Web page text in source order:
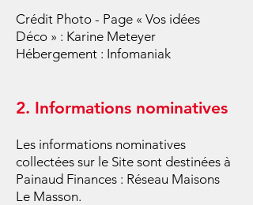
Crédit Photo - Page « Vos idées
Déco » : Karine Meteyer
Hébergement : Infomaniak
2. Informations nominatives
Les informations nominatives
collectées sur le Site sont destinées à
Painaud Finances : Réseau Maisons
Le Masson.